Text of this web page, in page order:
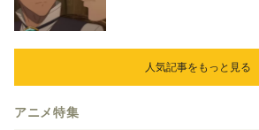
人気記事をもっと見る
アニメ特集